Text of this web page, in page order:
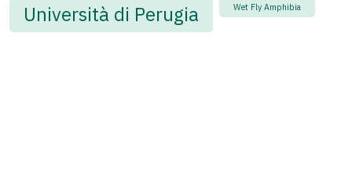
Università di Perugia Wet Fly Amphibia